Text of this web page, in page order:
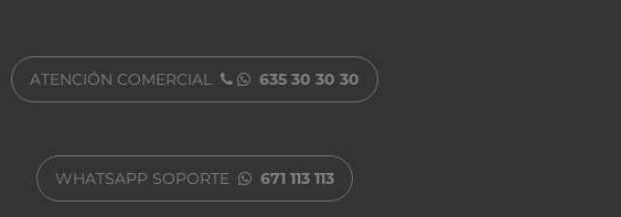
ATENCIÓN COMERCIAL 635 30 30 30
WHATSAPP SOPORTE 671 113 113